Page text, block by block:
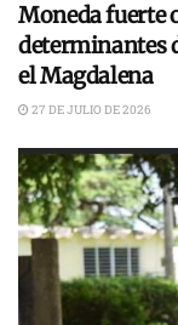
Moneda fuerte
determinantes
el Magdalena
27 DE JULIO DE 2026